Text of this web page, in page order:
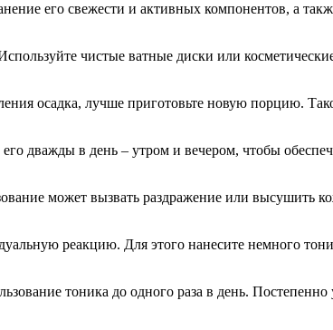
его свежести и активных компонентов, а
чистые ватные диски или
осадка, лучше приготовьте новую порцию.
дважды в день – утром и вечером, чтобы
может вызвать раздражение или высушить
реакцию. Для этого нанесите немного
тоника до одного раза в день. Постепенно